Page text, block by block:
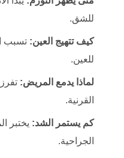
للشق.
كيف تتهيج العين: تسبب
للعين.
لماذا يدمع المريض:
القرنية.
كم يستمر الشد: يختبر
الجراحية.